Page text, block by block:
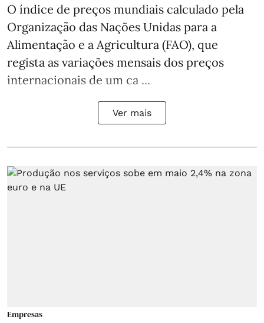
O índice de preços mundiais calculado pela
Organização das Nações Unidas para a
Alimentação e a Agricultura (FAO), que
regista as variações mensais dos preços
internacionais de um ca ...
Ver mais
Empresas